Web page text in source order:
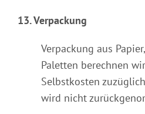
13. Verpackung
Verpackung aus
Paletten berechnen
Selbstkosten
wird nicht